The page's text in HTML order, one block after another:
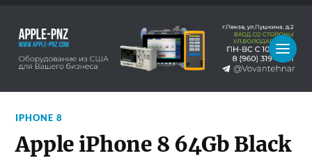
IPHONE 8
Apple iPhone 8 64Gb Black